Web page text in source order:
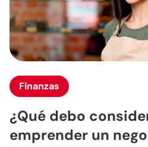
Finanzas
¿Qué debo
emprender un